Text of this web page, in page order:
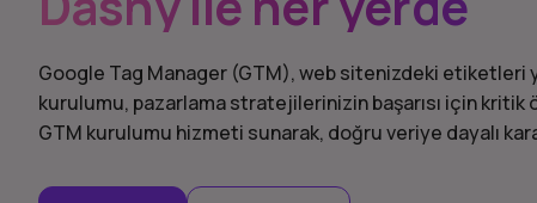
Google Tag Manager (GTM), web sitenizdeki etiketleri
kurulumu, pazarlama stratejilerinizin başarısı için
GTM kurulumu hizmeti sunarak, doğru veriye dayalı